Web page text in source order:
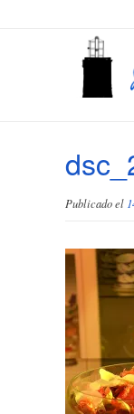
Publicado el